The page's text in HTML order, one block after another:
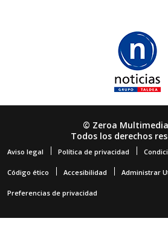
© Zeroa
Todos los derechos
Aviso legal Política de privacidad
Código ético Accesibilidad Administrar
Preferencias de privacidad